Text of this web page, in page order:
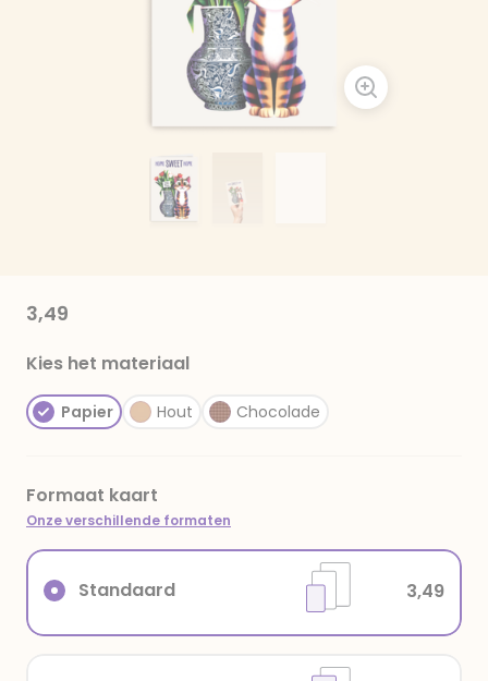
3,49
Kies het materiaal
Papier Hout Chocolade
Formaat kaart
Onze verschillende formaten
Standaard 3,49